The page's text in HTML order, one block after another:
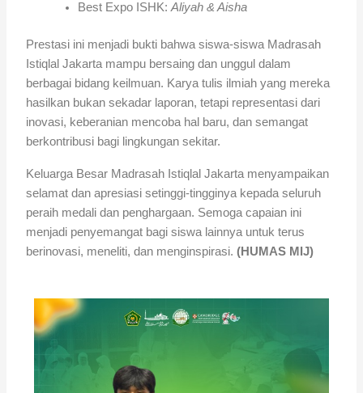
Best Expo ISHK:Aliyah & Aisha
Prestasi ini menjadi bukti bahwa siswa-siswa Madrasah
Istiqlal Jakarta mampu bersaing dan unggul dalam
berbagai bidang keilmuan. Karya tulis ilmiah yang mereka
hasilkan bukan sekadar laporan, tetapi representasi dari
inovasi, keberanian mencoba hal baru, dan semangat
berkontribusi bagi lingkungan sekitar.
Keluarga Besar Madrasah Istiqlal Jakarta menyampaikan
selamat dan apresiasi setinggi-tingginya kepada seluruh
peraih medali dan penghargaan. Semoga capaian ini
menjadi penyemangat bagi siswa lainnya untuk terus
berinovasi, meneliti, dan menginspirasi.(HUMAS MIJ)